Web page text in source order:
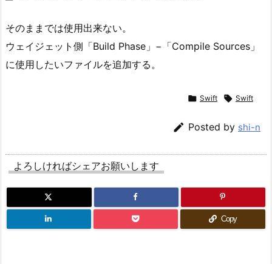
そのままでは使用出来ない。
ウェイジェット側「Build Phase」−「Compile Sources」
に使用したいファイルを追加する。
 Swift  Swift
 Posted by shi-n
よろしければシェアお願いします
Copy